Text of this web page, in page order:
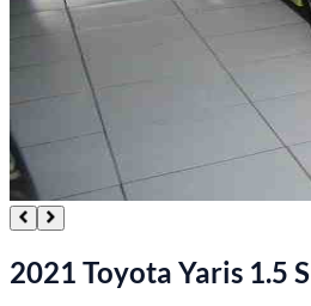
2021 Toyota Yaris 1.5 S